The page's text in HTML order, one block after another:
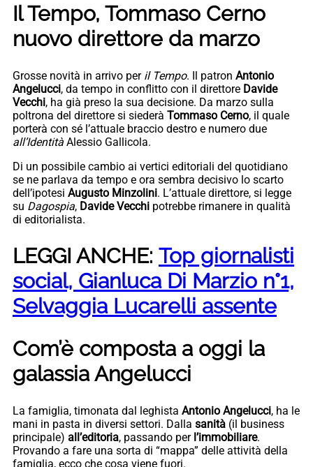
Il Tempo, Tommaso Cerno
nuovo direttore da marzo
Grosse novità in arrivo per il Tempo. Il patron Antonio
Angelucci, da tempo in conflitto con il direttore Davide
Vecchi, ha già preso la sua decisione. Da marzo sulla
poltrona del direttore si siederà Tommaso Cerno, il quale
porterà con sé l’attuale braccio destro e numero due
all’Identità Alessio Gallicola.
Di un possibile cambio ai vertici editoriali del quotidiano
se ne parlava da tempo e ora sembra decisivo lo scarto
dell’ipotesi Augusto Minzolini. L’attuale direttore, si legge
su Dagospia, Davide Vecchi potrebbe rimanere in qualità
di editorialista.
LEGGI ANCHE: Top giornalisti
social, Gianluca Di Marzio n°1,
Selvaggia Lucarelli assente
Com’è composta a oggi la
galassia Angelucci
La famiglia, timonata dal leghista Antonio Angelucci, ha le
mani in pasta in diversi settori. Dalla sanità (il business
principale) all’editoria, passando per l’immobiliare.
Provando a fare una sorta di “mappa” delle attività della
famiglia, ecco che cosa viene fuori.